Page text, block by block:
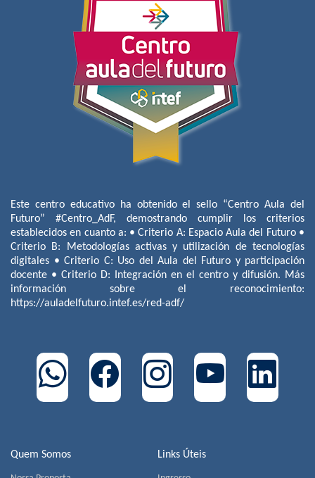
Quem Somos Links Úteis
Este centro educativo ha obtenido el sello “Centro Aula del
Futuro” #Centro_AdF, demostrando cumplir los criterios
establecidos en cuanto a: • Criterio A: Espacio Aula del Futuro •
Criterio B: Metodologías activas y utilización de tecnologías
digitales • Criterio C: Uso del Aula del Futuro y participación
docente • Criterio D: Integración en el centro y difusión. Más
información sobre el reconocimiento:
https://auladelfuturo.intef.es/red-adf/